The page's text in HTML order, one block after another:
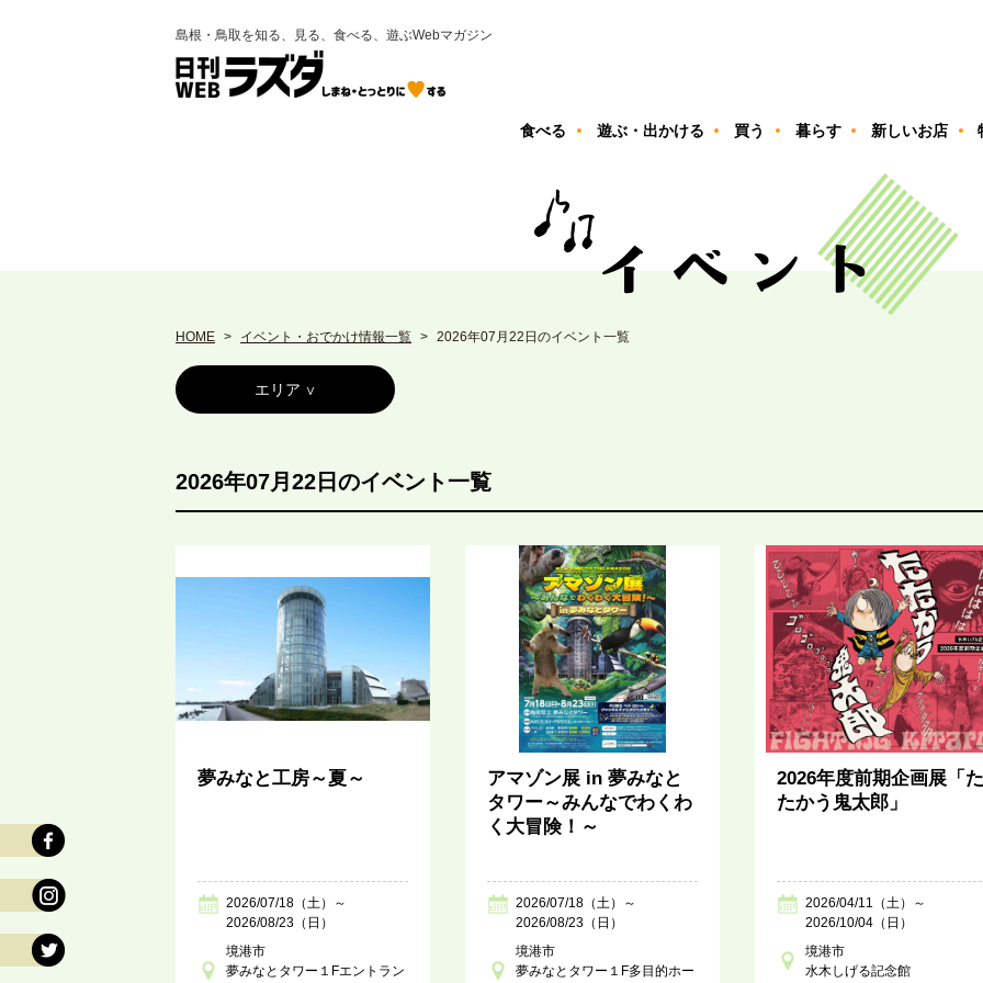
島根・鳥取を知る、見る、食べる、遊ぶWebマガジン
食べる 遊ぶ・出かける 買う 暮らす 新しいお店
HOME イベント・おでかけ情報一覧 2026年07月22日のイベント一覧
エリア
2026年07月22日のイベント一覧
夢みなと工房～夏～
2026/07/18（土）～
2026/08/23（日）
境港市
夢みなとタワー１Fエントラン
アマゾン展 in 夢みなと
タワー～みんなでわくわ
く大冒険！～
2026/07/18（土）～
2026/08/23（日）
境港市
夢みなとタワー１F多目的ホー
2026年度前期企画展「た
たかう鬼太郎」
2026/04/11（土）～
2026/10/04（日）
境港市
水木しげる記念館